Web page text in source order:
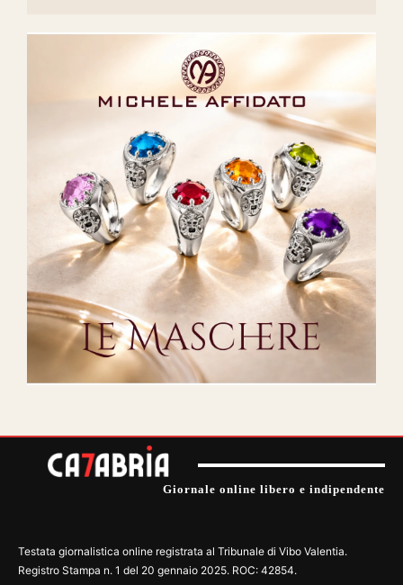
Giornale online libero e indipendente
Testata giornalistica online registrata al Tribunale di Vibo Valentia.
Registro Stampa n. 1 del 20 gennaio 2025. ROC: 42854.